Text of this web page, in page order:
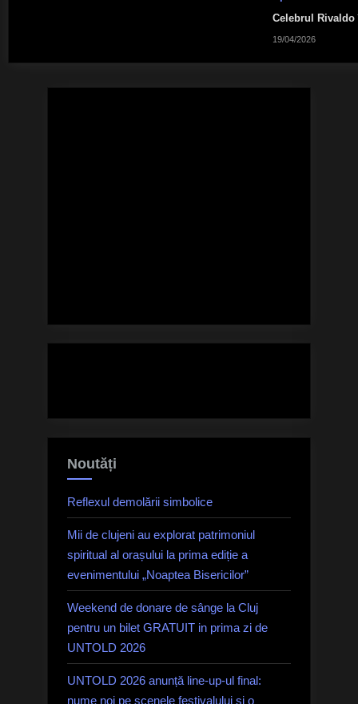
Celebrul
19/04/2026
Noutăți
Reflexul demolării simbolice
Mii de clujeni au explorat patrimoniul
spiritual al orașului la prima ediție a
evenimentului „Noaptea Bisericilor”
Weekend de donare de sânge la Cluj
pentru un bilet GRATUIT in prima zi de
UNTOLD 2026
UNTOLD 2026 anunță line-up-ul final:
nume noi pe scenele festivalului și o